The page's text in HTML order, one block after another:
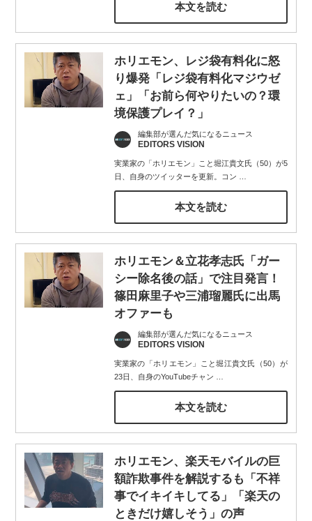
本文を読む
ホリエモン、レジ袋有料化に怒
り爆発「レジ袋有料化マジウゼ
ェ」「お前ら何やりたいの？環
境保護プレイ？」
編集部が選んだ気になるニュース
EDITORS VISION
実業家の「ホリエモン」こと堀江貴文氏（50）が5
日、自身のツイッターを更新。コン
本文を読む
ホリエモン＆立花孝志氏「ガー
シー除名後の話」で注目発言！
篠田麻里子や三浦瑠麗氏に出馬
オファーも
編集部が選んだ気になるニュース
EDITORS VISION
実業家の「ホリエモン」こと堀江貴文氏（50）が
23日、自身のYouTubeチャン
本文を読む
ホリエモン、楽天モバイルの巨
額詐欺事件を解説するも「不祥
事でイキイキしてる」「楽天の
ときだけ嬉しそう」の声